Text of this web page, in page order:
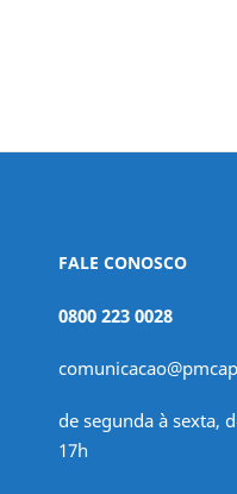
FALE CONOSCO
0800 223 0028
de segunda à sexta,
17h